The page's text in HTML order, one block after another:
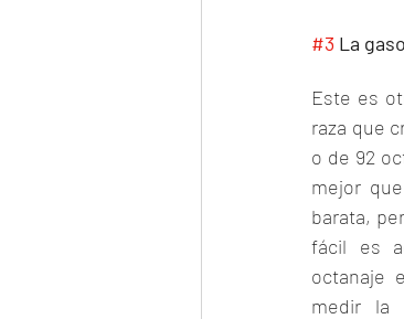
#3 La
Este es
raza que
o de 92
mejor
barata,
fácil es
octanaje
medir la